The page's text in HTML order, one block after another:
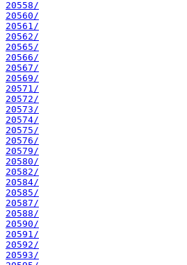
20558/
20560/
20561/
20562/
20565/
20566/
20567/
20569/
20571/
20572/
20573/
20574/
20575/
20576/
20579/
20580/
20582/
20584/
20585/
20587/
20588/
20590/
20591/
20592/
20593/